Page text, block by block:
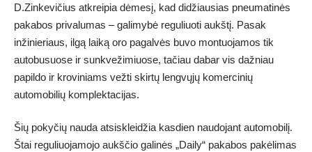
D.Zinkevičius atkreipia dėmesį, kad didžiausias pneumatinės
pakabos privalumas – galimybė reguliuoti aukštį. Pasak
inžinieriaus, ilgą laiką oro pagalvės buvo montuojamos tik
autobusuose ir sunkvežimiuose, tačiau dabar vis dažniau
papildo ir kroviniams vežti skirtų lengvųjų komercinių
automobilių komplektacijas.
Šių pokyčių nauda atsiskleidžia kasdien naudojant automobilį.
Štai reguliuojamojo aukščio galinės „Daily“ pakabos pakėlimas